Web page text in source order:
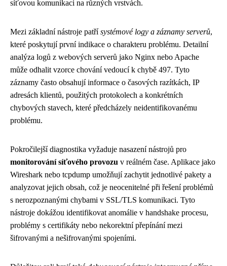
síťovou komunikaci na různých vrstvách.
Mezi základní nástroje patřísystémové logy a záznamy serverů,
které poskytují první indikace o charakteru problému. Detailní
analýza logů z webových serverů jako Nginx nebo Apache
může odhalit vzorce chování vedoucí k chybě 497. Tyto
záznamy často obsahují informace o časových razítkách, IP
adresách klientů, použitých protokolech a konkrétních
chybových stavech, které předcházely neidentifikovanému
problému.
Pokročilejší diagnostika vyžaduje nasazení nástrojů pro
monitorování síťového provozu v reálném čase. Aplikace jako
Wireshark nebo tcpdump umožňují zachytit jednotlivé pakety a
analyzovat jejich obsah, což je neocenitelné při řešení problémů
s nerozpoznanými chybami v SSL/TLS komunikaci. Tyto
nástroje dokážou identifikovat anomálie v handshake procesu,
problémy s certifikáty nebo nekorektní přepínání mezi
šifrovanými a nešifrovanými spojeními.